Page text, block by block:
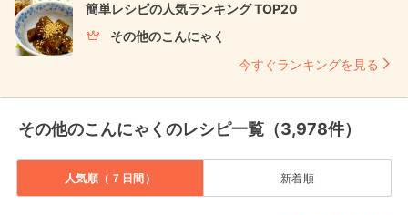
簡単レシピの人気ランキング TOP20
その他のこんにゃく
今すぐランキングを見る
その他のこんにゃくのレシピ一覧（3,978件）
人気順（７日間） 新着順